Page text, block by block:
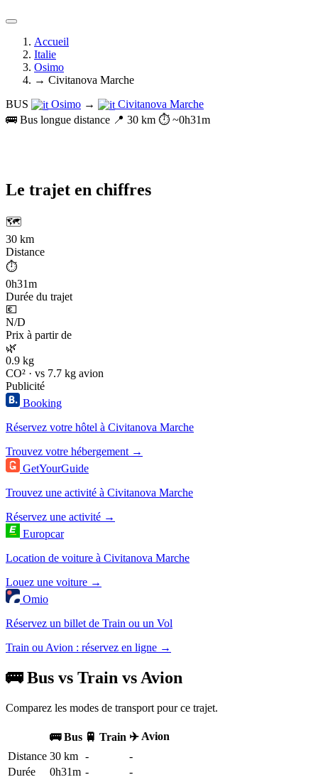
Accueil
Italie
Osimo
→ Civitanova Marche
BUS
Osimo →
Civitanova Marche
🚌 Bus longue distance 📍 30 km ⏱️ ~0h31m
Le trajet en chiffres
🗺️
30 km
Distance
⏱️
0h31m
Durée du trajet
💶
N/D
Prix à partir de
🌿
0.9 kg
CO² · vs 7.7 kg avion
Publicité
Booking
Réservez votre hôtel à Civitanova Marche
Trouvez votre hébergement →
GetYourGuide
Trouvez une activité à Civitanova Marche
Réservez une activité →
Europcar
Location de voiture à Civitanova Marche
Louez une voiture →
Omio
Réservez un billet de Train ou un Vol
Train ou Avion : réservez en ligne →
🚌 Bus vs Train vs Avion
Comparez les modes de transport pour ce trajet.
🚌 Bus 🚆 Train ✈️ Avion
Distance 30 km -
-
Durée
0h31m -
-